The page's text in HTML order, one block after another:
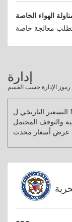
إدارة
رموز الإدارة حسب القسم
والتوقف المحتمل